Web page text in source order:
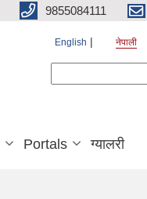
9855084111
English नेपाली
Portals ग्यालरी